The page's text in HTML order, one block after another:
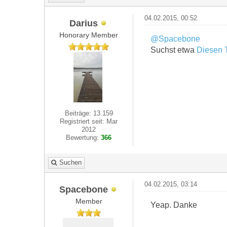
Darius
Honorary Member
Beiträge: 13.159
Registriert seit: Mar
2012
Bewertung:366
04.02.2015, 00:52
@Spacebone
Suchst etwa Diesen
Suchen
Spacebone
Member
04.02.2015, 03:14
Yeap. Danke